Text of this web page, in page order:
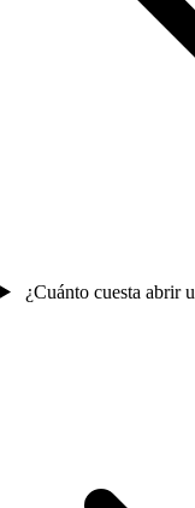
¿Cuánto cuesta abrir